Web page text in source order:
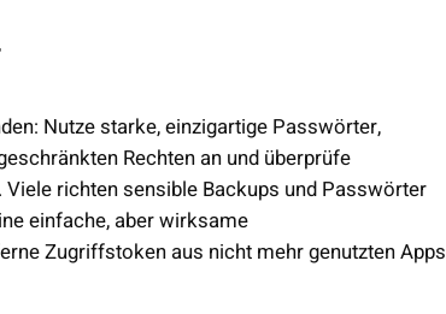
Nutze starke, einzigartige Passwörter,
Rechten an und überprüfe
richten sensible Backups und Passwörter
einfache, aber wirksame
Zugriffstoken aus nicht mehr genutzten Apps